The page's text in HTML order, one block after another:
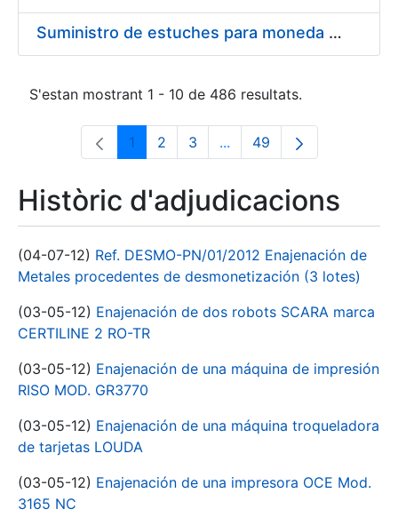
Suministro de estuches para moneda de 30 €
S'estan mostrant 1 - 10 de 486 resultats.
Pàgina
1 Pàgina
2 Pàgina
3 ...Pàgines intermèdies
Pàgina
49
Històric d'adjudicacions
(04-07-12) Ref. DESMO-PN/01/2012 Enajenación de
Metales procedentes de desmonetización (3 lotes)
(03-05-12) Enajenación de dos robots SCARA marca
CERTILINE 2 RO-TR
(03-05-12) Enajenación de una máquina de impresión
RISO MOD. GR3770
(03-05-12) Enajenación de una máquina troqueladora
de tarjetas LOUDA
(03-05-12) Enajenación de una impresora OCE Mod.
3165 NC